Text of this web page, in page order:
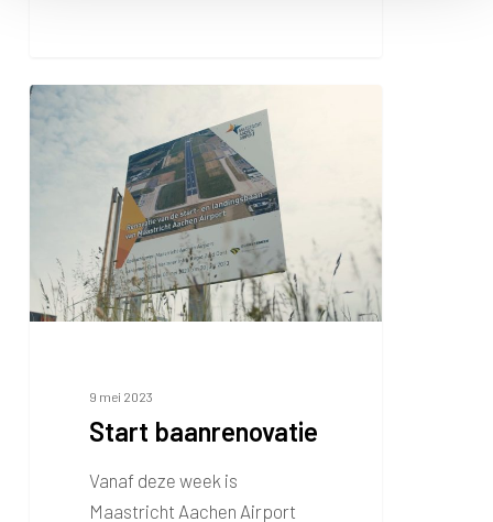
Start
baanrenovatie
9 mei 2023
Start baanrenovatie
Vanaf deze week is
Maastricht Aachen Airport